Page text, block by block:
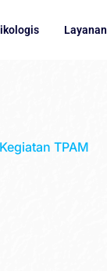
Layanan
Kegiatan TPAM